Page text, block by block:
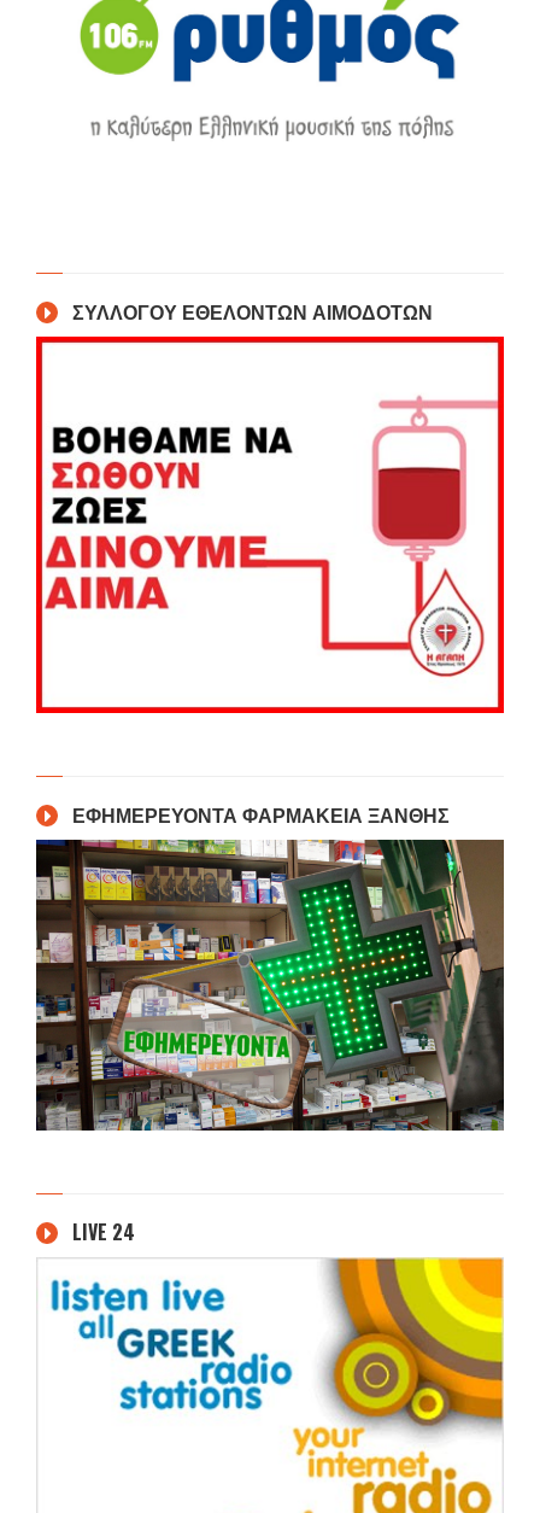
ΣΥΛΛΟΓΟΥ ΕΘΕΛΟΝΤΩΝ ΑΙΜΟΔΟΤΩΝ
ΕΦΗΜΕΡΕΥΟΝΤΑ ΦΑΡΜΑΚΕΙΑ ΞΑΝΘΗΣ
LIVE 24